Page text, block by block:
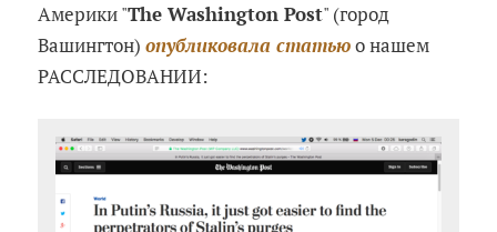
Америки "The Washington Post" (город
Вашингтон)опубликовала статьюо нашем
РАССЛЕДОВАНИИ: